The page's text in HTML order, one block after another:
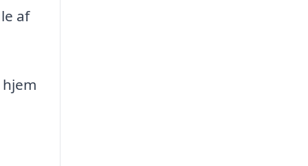
af